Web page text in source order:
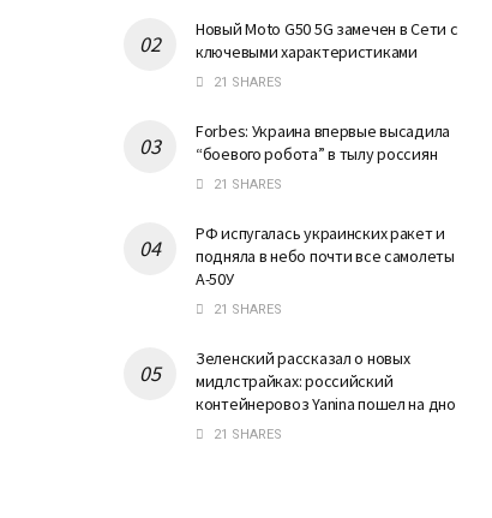
Новый Moto G50 5G замечен в Сети с
ключевыми характеристиками
21 SHARES
Forbes: Украина впервые высадила
“боевого робота” в тылу россиян
21 SHARES
РФ испугалась украинских ракет и
подняла в небо почти все самолеты
А-50У
21 SHARES
Зеленский рассказал о новых
мидлстрайках: российский
контейнеровоз Yanina пошел на дно
21 SHARES